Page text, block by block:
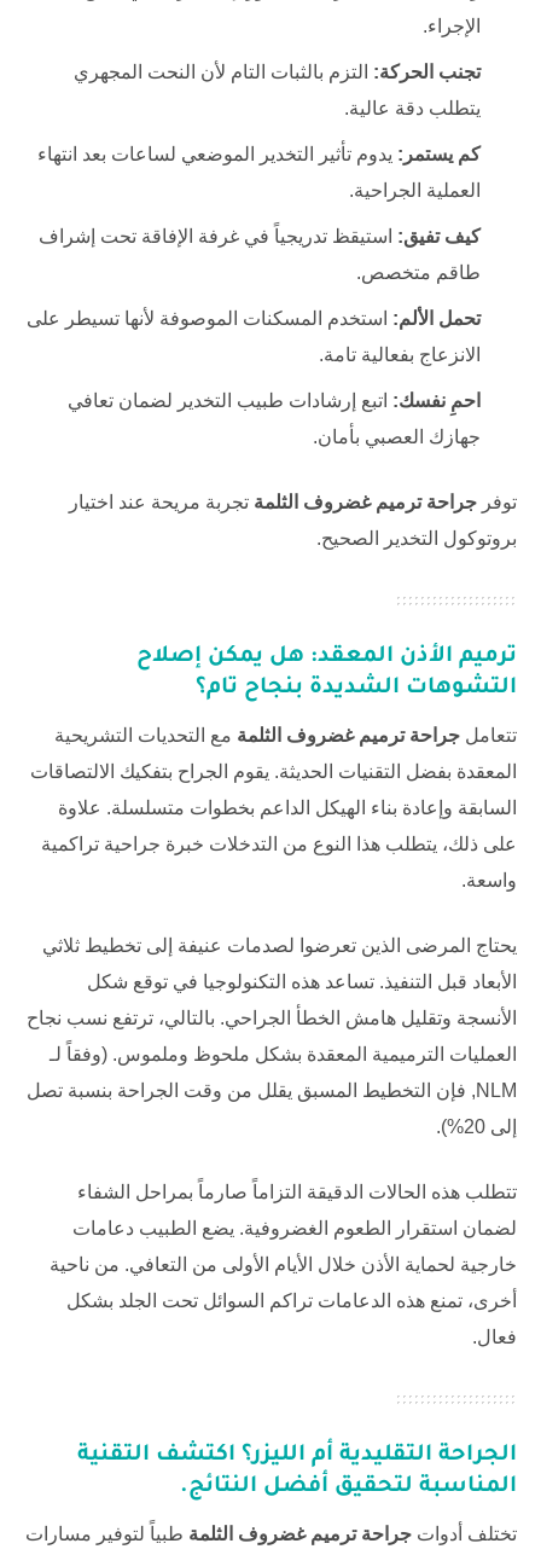
الإجراء.
تجنب الحركة: التزم بالثبات التام لأن النحت المجهري
يتطلب دقة عالية.
كم يستمر: يدوم تأثير التخدير الموضعي لساعات بعد انتهاء
العملية الجراحية.
كيف تفيق: استيقظ تدريجياً في غرفة الإفاقة تحت إشراف
طاقم متخصص.
تحمل الألم: استخدم المسكنات الموصوفة لأنها تسيطر على
الانزعاج بفعالية تامة.
احمِ نفسك: اتبع إرشادات طبيب التخدير لضمان تعافي
جهازك العصبي بأمان.
توفر جراحة ترميم غضروف الثلمة تجربة مريحة عند اختيار
بروتوكول التخدير الصحيح.
ترميم الأذن المعقد: هل يمكن إصلاح
التشوهات الشديدة بنجاح تام؟
تتعامل جراحة ترميم غضروف الثلمة مع التحديات التشريحية
المعقدة بفضل التقنيات الحديثة. يقوم الجراح بتفكيك الالتصاقات
السابقة وإعادة بناء الهيكل الداعم بخطوات متسلسلة. علاوة
على ذلك، يتطلب هذا النوع من التدخلات خبرة جراحية تراكمية
واسعة.
يحتاج المرضى الذين تعرضوا لصدمات عنيفة إلى تخطيط ثلاثي
الأبعاد قبل التنفيذ. تساعد هذه التكنولوجيا في توقع شكل
الأنسجة وتقليل هامش الخطأ الجراحي. بالتالي، ترتفع نسب نجاح
العمليات الترميمية المعقدة بشكل ملحوظ وملموس. (وفقاً لـ
NLM, فإن التخطيط المسبق يقلل من وقت الجراحة بنسبة تصل
إلى 20%).
تتطلب هذه الحالات الدقيقة التزاماً صارماً بمراحل الشفاء
لضمان استقرار الطعوم الغضروفية. يضع الطبيب دعامات
خارجية لحماية الأذن خلال الأيام الأولى من التعافي. من ناحية
أخرى، تمنع هذه الدعامات تراكم السوائل تحت الجلد بشكل
فعال.
الجراحة التقليدية أم الليزر؟ اكتشف التقنية
المناسبة لتحقيق أفضل النتائج.
تختلف أدوات جراحة ترميم غضروف الثلمة طبياً لتوفير مسارات